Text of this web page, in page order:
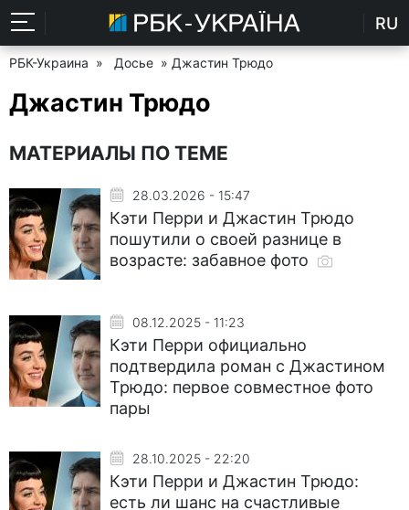
RU
РБК-Украина » Досье » Джастин Трюдо
Джастин Трюдо
МАТЕРИАЛЫ ПО ТЕМЕ
28.03.2026 - 15:47
Кэти Перри и Джастин Трюдо
пошутили о своей разнице в
возрасте: забавное фото
08.12.2025 - 11:23
Кэти Перри официально
подтвердила роман с Джастином
Трюдо: первое совместное фото
пары
28.10.2025 - 22:20
Кэти Перри и Джастин Трюдо:
есть ли шанс на счастливые